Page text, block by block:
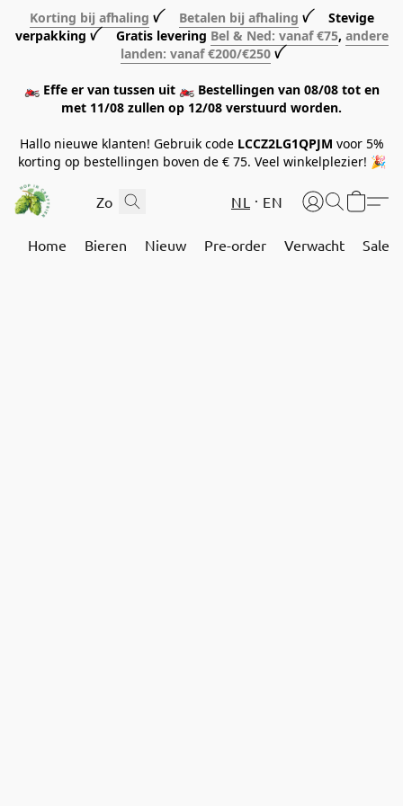
Korting bij afhaling ꪜ Betalen bij afhaling ꪜ Stevige
verpakking ꪜ Gratis levering Bel & Ned: vanaf €75, andere
landen: vanaf €200/€250 ꪜ
🏍️ Effe er van tussen uit 🏍️ Bestellingen van 08/08 tot en
met 11/08 zullen op 12/08 verstuurd worden.
Hallo nieuwe klanten! Gebruik code LCCZ2LG1QPJM voor 5%
korting op bestellingen boven de € 75. Veel winkelplezier! 🎉
NL EN
Home Bieren Nieuw Pre-order Verwacht Sale